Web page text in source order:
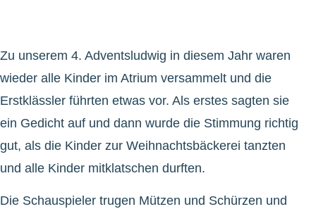
Zu unserem 4. Adventsludwig in diesem Jahr waren
wieder alle Kinder im Atrium versammelt und die
Erstklässler führten etwas vor. Als erstes sagten sie
ein Gedicht auf und dann wurde die Stimmung richtig
gut, als die Kinder zur Weihnachtsbäckerei tanzten
und alle Kinder mitklatschen durften.
Die Schauspieler trugen Mützen und Schürzen und